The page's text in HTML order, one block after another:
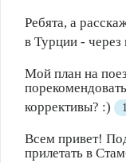
Ребята, а
в Турции - через
Мой план на
коррективы? :)
Всем привет!
прилетать в